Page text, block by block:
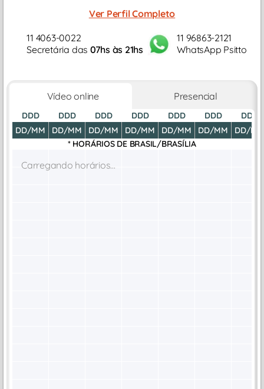
proporcionando um atendimento acolhedor...
Ver Perfil Completo
11 4063-0022
Secretária das 07hs às 21hs
11 96863-2121
WhatsApp Psitto
Vídeo online Presencial
DDD
DD/MM
DDD
DD/MM
DDD
DD/MM
DDD
DD/MM
DDD
DD/MM
DDD
DD/MM
DDD
DD/MM
* HORÁRIOS DE BRASIL/BRASÍLIA
Carregando horários...